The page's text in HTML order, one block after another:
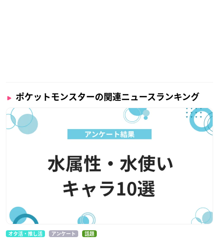
ポケットモンスターの関連ニュースランキング
オタ活・推し活 アンケート 話題